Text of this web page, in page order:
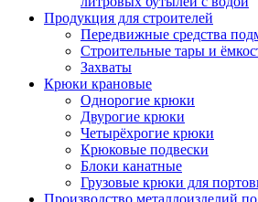
Продукция для строителей
Передвижные средства
Строительные тары и
Захваты
Крюки крановые
Однорогие крюки
Двурогие крюки
Четырёхрогие крюки
Крюковые подвески
Блоки канатные
Грузовые крюки для
Производство металлоизделий